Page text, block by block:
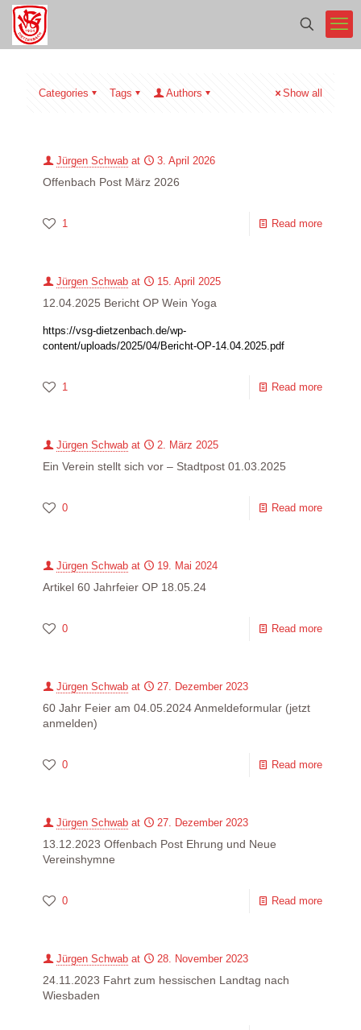
Categories Tags Authors Show all
Jürgen Schwab at 3. April 2026
Offenbach Post März 2026
1 Read more
Jürgen Schwab at 15. April 2025
12.04.2025 Bericht OP Wein Yoga
https://vsg-dietzenbach.de/wp-
content/uploads/2025/04/Bericht-OP-14.04.2025.pdf
1 Read more
Jürgen Schwab at 2. März 2025
Ein Verein stellt sich vor – Stadtpost 01.03.2025
0 Read more
Jürgen Schwab at 19. Mai 2024
Artikel 60 Jahrfeier OP 18.05.24
0 Read more
Jürgen Schwab at 27. Dezember 2023
60 Jahr Feier am 04.05.2024 Anmeldeformular (jetzt
anmelden)
0 Read more
Jürgen Schwab at 27. Dezember 2023
13.12.2023 Offenbach Post Ehrung und Neue
Vereinshymne
0 Read more
Jürgen Schwab at 28. November 2023
24.11.2023 Fahrt zum hessischen Landtag nach
Wiesbaden